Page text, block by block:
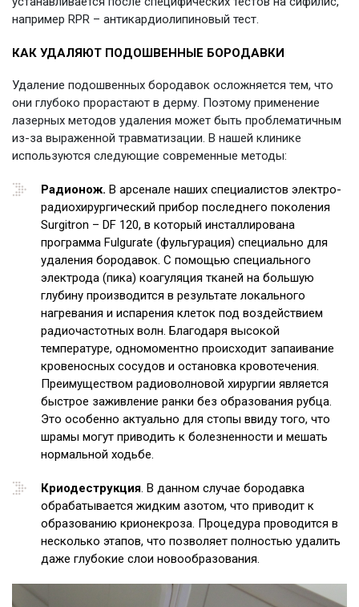
например RPR – антикардиолипиновый тест.
КАК УДАЛЯЮТ ПОДОШВЕННЫЕ БОРОДАВКИ
Удаление подошвенных бородавок осложняется тем, что
они глубоко прорастают в дерму. Поэтому применение
лазерных методов удаления может быть проблематичным
из-за выраженной травматизации. В нашей клинике
используются следующие современные методы:
Радионож. В арсенале наших специалистов электро-
радиохирургический прибор последнего поколения
Surgitron – DF 120, в который инсталлирована
программа Fulgurate (фульгурация) специально для
удаления бородавок. С помощью специального
электрода (пика) коагуляция тканей на большую
глубину производится в результате локального
нагревания и испарения клеток под воздействием
радиочастотных волн. Благодаря высокой
температуре, одномоментно происходит запаивание
кровеносных сосудов и остановка кровотечения.
Преимуществом радиоволновой хирургии является
быстрое заживление ранки без образования рубца.
Это особенно актуально для стопы ввиду того, что
шрамы могут приводить к болезненности и мешать
нормальной ходьбе.
Криодеструкция . В данном случае бородавка
обрабатывается жидким азотом, что приводит к
образованию крионекроза. Процедура проводится в
несколько этапов, что позволяет полностью удалить
даже глубокие слои новообразования.